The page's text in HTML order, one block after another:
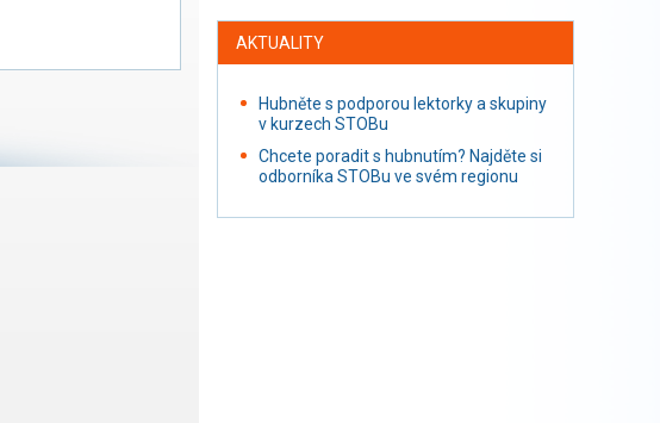
AKTUALITY
Hubněte s podporou lektorky a skupiny
v kurzech STOBu
Chcete poradit s hubnutím? Najděte si
odborníka STOBu ve svém regionu